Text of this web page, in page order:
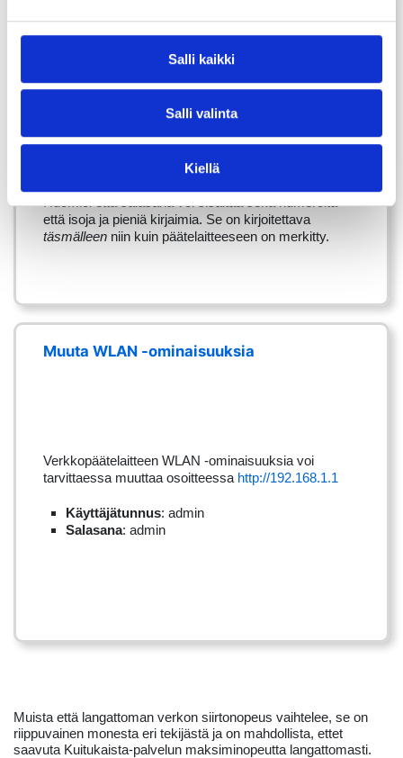
Salli kaikki
Salli valinta
Kiellä
merkittynä:
WiFi-Key:ABCDeFGHiJLKMN (salasanassa 14
Huomioi että salasana voi sisältää sekä numeroita
että isoja ja pieniä kirjaimia. Se on kirjoitettava
täsmälleen niin kuin päätelaitteeseen on merkitty.
Muuta WLAN -ominaisuuksia
Verkkopäätelaitteen WLAN -ominaisuuksia voi
tarvittaessa muuttaa osoitteessa http://192.168.1.1
Käyttäjätunnus: admin
Salasana: admin
Muista että langattoman verkon siirtonopeus vaihtelee, se on
riippuvainen monesta eri tekijästä ja on mahdollista, ettet
saavuta Kuitukaista-palvelun maksiminopeutta langattomasti.